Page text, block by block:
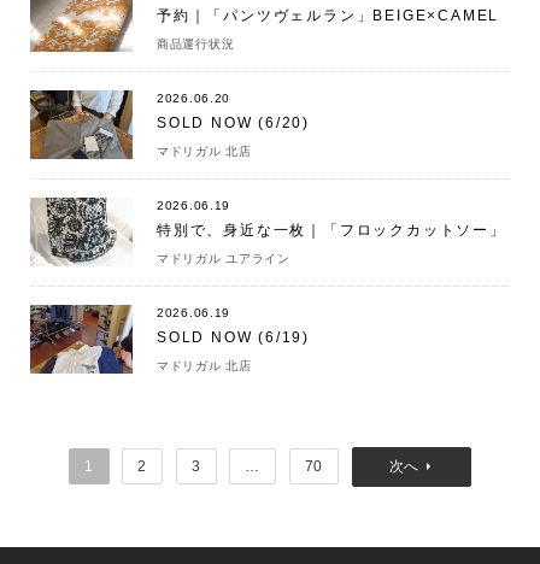
予約｜「パンツヴェルラン」BEIGE×CAMEL
商品運行状況
2026.06.20
SOLD NOW (6/20)
マドリガル 北店
2026.06.19
特別で、身近な一枚｜「フロックカットソー」
マドリガル ユアライン
2026.06.19
SOLD NOW (6/19)
マドリガル 北店
1 2 3 … 70